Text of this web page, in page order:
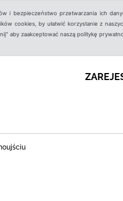
i bezpieczeństwo przetwarzania ich
cookies, by ułatwić korzystanie z
aby zaakceptować naszą politykę